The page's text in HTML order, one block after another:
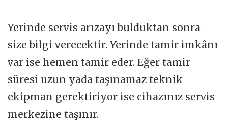
Yerinde servis arızayı bulduktan sonra
size bilgi verecektir. Yerinde tamir imkânı
var ise hemen tamir eder. Eğer tamir
süresi uzun yada taşınamaz teknik
ekipman gerektiriyor ise cihazınız servis
merkezine taşınır.